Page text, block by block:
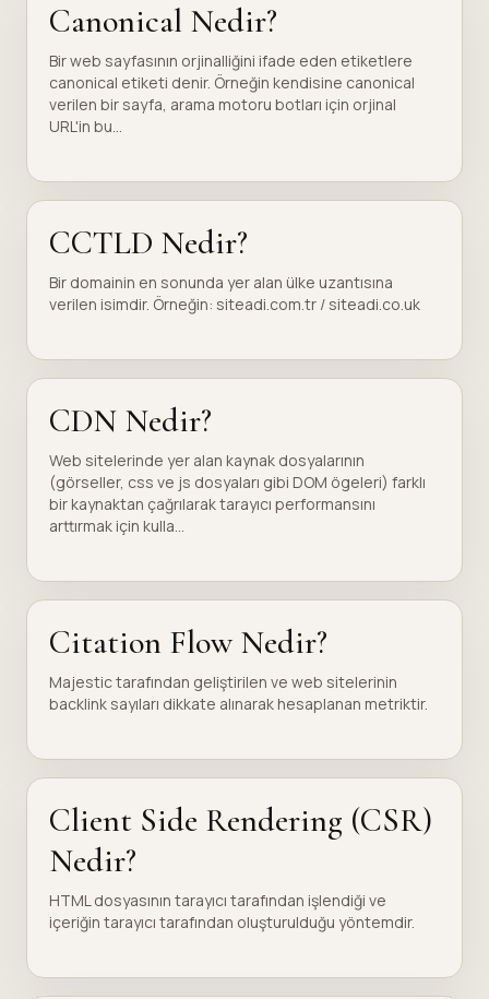
Canonical Nedir?
Bir web sayfasının orjinalliğini ifade eden etiketlere
canonical etiketi denir. Örneğin kendisine canonical
verilen bir sayfa, arama motoru botları için orjinal
URL'in bu...
CCTLD Nedir?
Bir domainin en sonunda yer alan ülke uzantısına
verilen isimdir. Örneğin: siteadi.com.tr / siteadi.co.uk
CDN Nedir?
Web sitelerinde yer alan kaynak dosyalarının
(görseller, css ve js dosyaları gibi DOM ögeleri) farklı
bir kaynaktan çağrılarak tarayıcı performansını
arttırmak için kulla...
Citation Flow Nedir?
Majestic tarafından geliştirilen ve web sitelerinin
backlink sayıları dikkate alınarak hesaplanan metriktir.
Client Side Rendering (CSR)
Nedir?
HTML dosyasının tarayıcı tarafından işlendiği ve
içeriğin tarayıcı tarafından oluşturulduğu yöntemdir.